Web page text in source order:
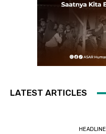
LATEST ARTICLES
HEADLINE